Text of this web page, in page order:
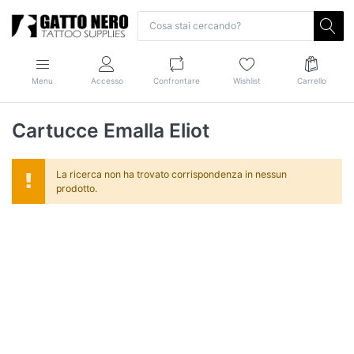
Menu Accesso Confrontare Wishlist Carrello
Cartucce Emalla Eliot
La ricerca non ha trovato corrispondenza in nessun
prodotto.